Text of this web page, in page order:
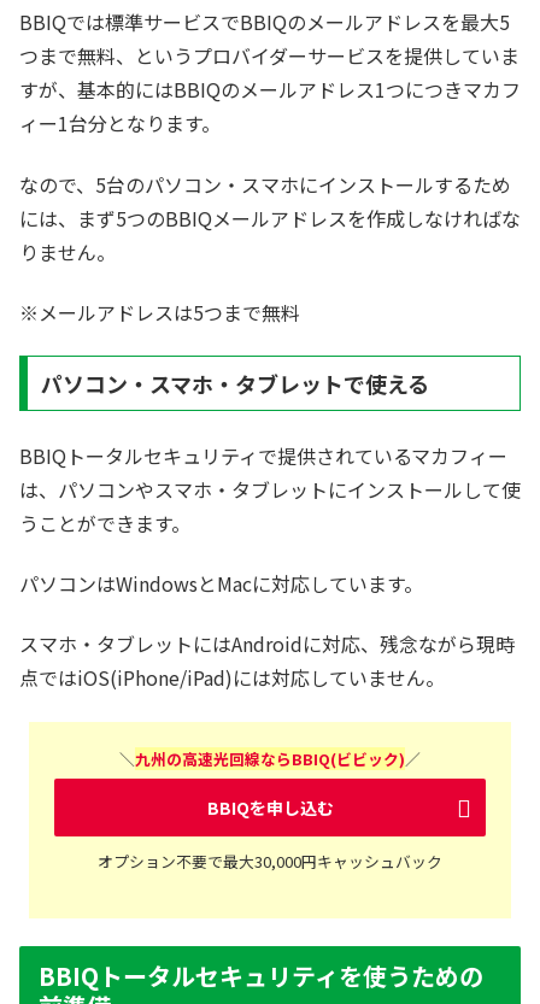
BBIQでは標準サービスでBBIQのメールアドレスを最大5
つまで無料、というプロバイダーサービスを提供していま
すが、基本的にはBBIQのメールアドレス1つにつきマカフ
ィー1台分となります。
なので、5台のパソコン・スマホにインストールするため
には、まず5つのBBIQメールアドレスを作成しなければな
りません。
※メールアドレスは5つまで無料
パソコン・スマホ・タブレットで使える
BBIQトータルセキュリティで提供されているマカフィー
は、パソコンやスマホ・タブレットにインストールして使
うことができます。
パソコンはWindowsとMacに対応しています。
スマホ・タブレットにはAndroidに対応、残念ながら現時
点ではiOS(iPhone/iPad)には対応していません。
＼九州の高速光回線ならBBIQ(ビビック)／
BBIQを申し込む
オプション不要で最大30,000円キャッシュバック
BBIQトータルセキュリティを使うための